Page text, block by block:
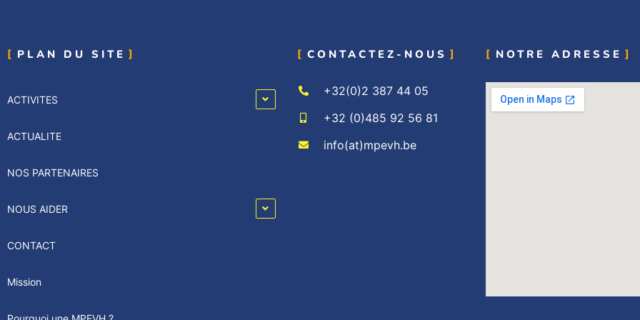
PLAN DU SITE
ACTIVITES
ACTUALITE
NOS PARTENAIRES
NOUS AIDER
CONTACT
Mission
CONTACTEZ-NOUS
+32(0)2 387 44 05
+32 (0)485 92 56 81
info(at)mpevh.be
NOTRE ADRESSE